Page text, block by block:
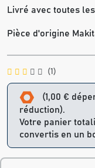
Livré avec toutes
Pièce d'origine
(1)
(1,00 €
réduction).
Votre panier
convertis en un